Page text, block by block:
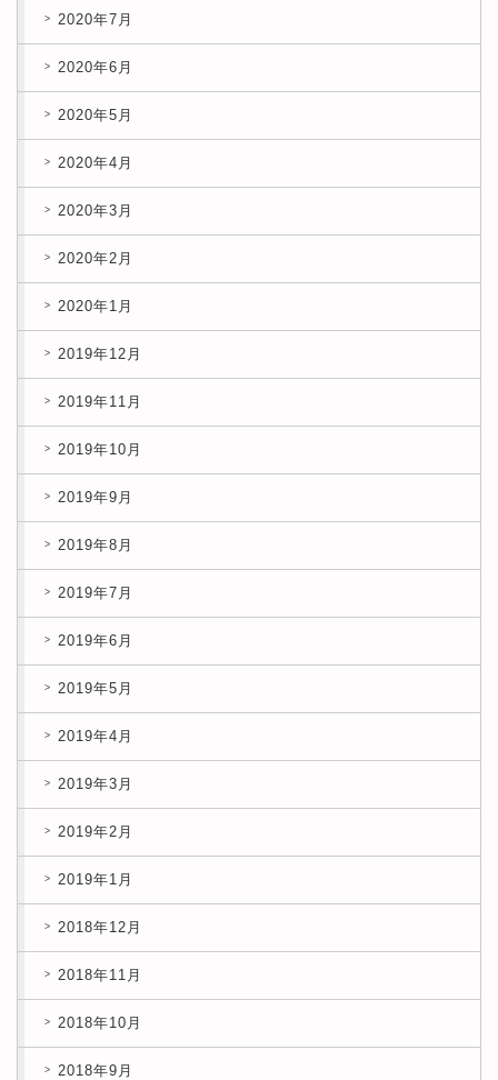
2020年7月
2020年6月
2020年5月
2020年4月
2020年3月
2020年2月
2020年1月
2019年12月
2019年11月
2019年10月
2019年9月
2019年8月
2019年7月
2019年6月
2019年5月
2019年4月
2019年3月
2019年2月
2019年1月
2018年12月
2018年11月
2018年10月
2018年9月